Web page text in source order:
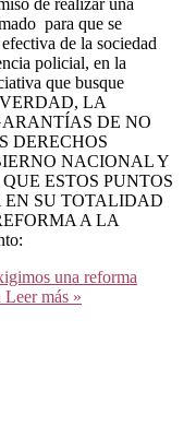
de realizar una
para que se
de la sociedad
policial, en la
que busque
VERDAD, LA
DE NO
DERECHOS
NACIONAL Y
ESTOS PUNTOS
EN SU TOTALIDAD
A LA
una reforma
Leer más »